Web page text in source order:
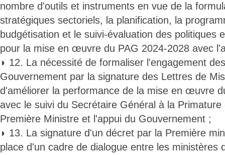
nombre d'outils et instruments en vue de la
stratégiques sectoriels, la planification, la
budgétisation et le suivi-évaluation des politiques
pour la mise en œuvre du PAG 2024-2028 avec
◗ 12. La nécessité de formaliser l'engagement
Gouvernement par la signature des Lettres de
d'améliorer la performance de la mise en œuvre
avec le suivi du Secrétaire Général à la
Première Ministre et l'appui du Gouvernement ;
◗ 13. La signature d'un décret par la Première
place d'un cadre de dialogue entre les ministères